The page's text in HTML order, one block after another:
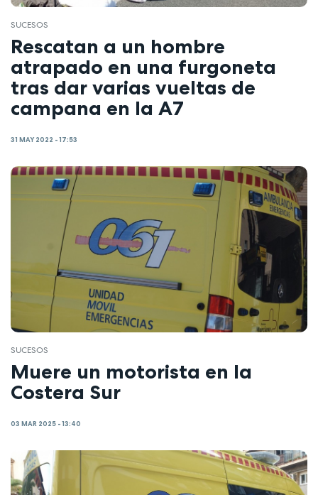
SUCESOS
Rescatan a un hombre
atrapado en una furgoneta
tras dar varias vueltas de
campana en la A7
31 MAY 2022 - 17:53
SUCESOS
Muere un motorista en la
Costera Sur
03 MAR 2025 - 13:40